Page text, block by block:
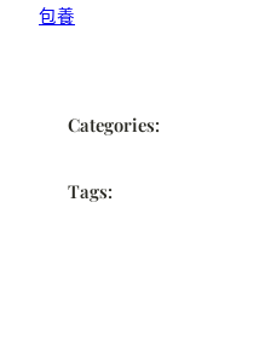
包養
Categories:
Tags: